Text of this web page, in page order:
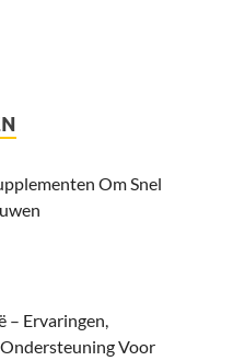
Om Snel
– Ervaringen,
Voor